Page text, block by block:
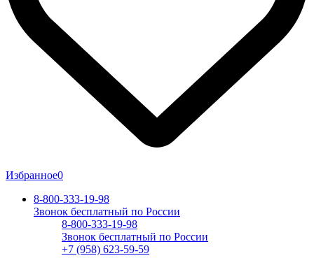
Избранное0
8-800-333-19-98
Звонок бесплатный по России
8-800-333-19-98
Звонок бесплатный по России
+7 (958) 623-59-59